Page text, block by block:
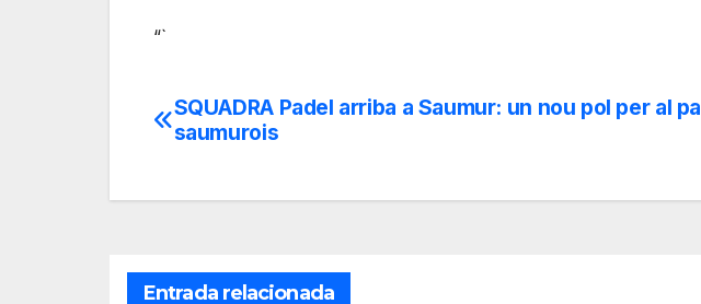
“`
Navegación
entradas
SQUADRA Padel arriba a Saumur: un nou pol per al
saumurois
Entrada relacionada